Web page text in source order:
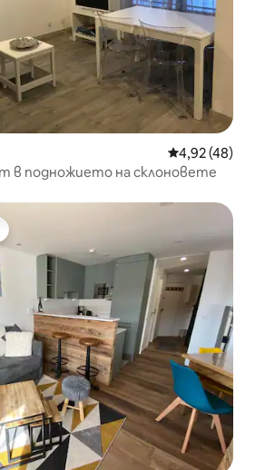
Средна
4,92 (48)
в подножието на склоновете